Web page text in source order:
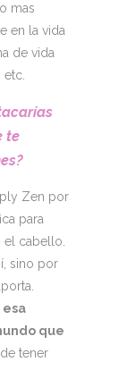
mas
en la vida
de vida
te
Zen por
para
cabello.
sino por
que
tener